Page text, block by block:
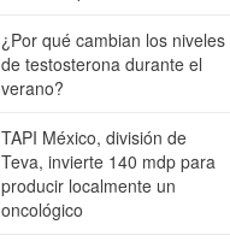
¿Por qué cambian los niveles
de testosterona durante el
verano?
TAPI México, división de
Teva, invierte 140 mdp para
producir localmente un
oncológico